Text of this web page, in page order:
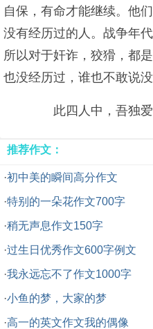
自保，有命才能继续。他
没有经历过的人。战争年
所以对于奸诈，狡猾，都
也没经历过，谁也不敢说没
此四人中，吾独爱
推荐作文：
·初中美的瞬间高分作文
·特别的一朵花作文700字
·稍无声息作文150字
·过生日优秀作文600字例文
·我永远忘不了作文1000字
·小鱼的梦，大家的梦
·高一的英文作文我的偶像